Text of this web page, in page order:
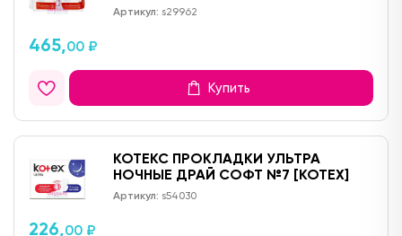
Артикул: s29962
465,00 ₽
Купить
КОТЕКС ПРОКЛАДКИ УЛЬТРА
НОЧНЫЕ ДРАЙ СОФТ №7 [KOTEX]
Артикул: s54030
226,00 ₽